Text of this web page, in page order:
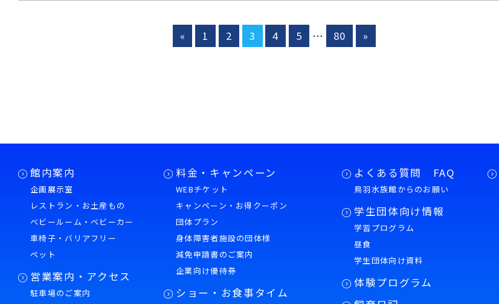
« 1 2 3 4 5 … 80 »
館内案内
企画展示室
レストラン・お土産もの
ベビールーム・ベビーカー
車椅子・バリアフリー
ペット
営業案内・アクセス
駐車場のご案内
料金・キャンペーン
WEBチケット
キャンペーン・お得クーポン
団体プラン
身体障害者施設の団体様
減免申請書のご案内
企業向け優待券
ショー・お食事タイム
よくある質問 FAQ
鳥羽水族館からのお願い
学生団体向け情報
学習プログラム
昼食
学生団体向け資料
体験プログラム